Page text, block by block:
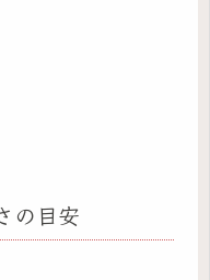
の目安